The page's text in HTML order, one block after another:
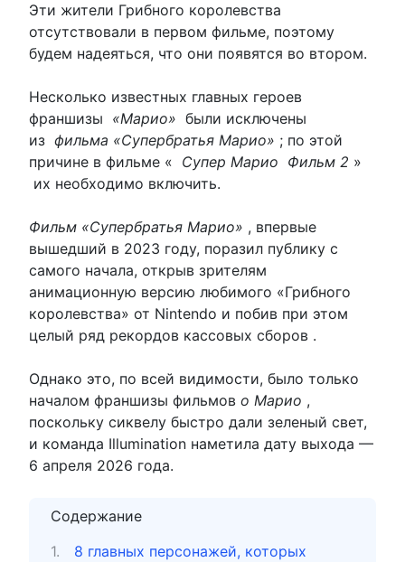
Эти жители Грибного королевства
отсутствовали в первом фильме, поэтому
будем надеяться, что они появятся во втором.
Несколько известных главных героев
франшизы «Марио» были исключены
из фильма «Супербратья Марио» ; по этой
причине в фильме « Супер Марио Фильм 2 »
их необходимо включить.
Фильм «Супербратья Марио» , впервые
вышедший в 2023 году, поразил публику с
самого начала, открыв зрителям
анимационную версию любимого «Грибного
королевства» от Nintendo и побив при этом
целый ряд рекордов кассовых сборов .
Однако это, по всей видимости, было только
началом франшизы фильмов о Марио ,
поскольку сиквелу быстро дали зеленый свет,
и команда Illumination наметила дату выхода —
6 апреля 2026 года.
Содержание
8 главных персонажей, которых